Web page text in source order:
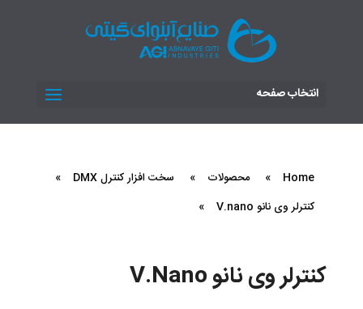
انتخاب صفحه
Home
» محصولات » سخت افزار کنترل DMX
»
کنترلر وی نانو V.nano
»
کنترلر وی نانو V.Nano